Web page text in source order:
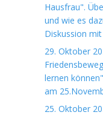
Hausfrau".
und wie es
Diskussion
29. Oktober
lernen
am
25. Oktober